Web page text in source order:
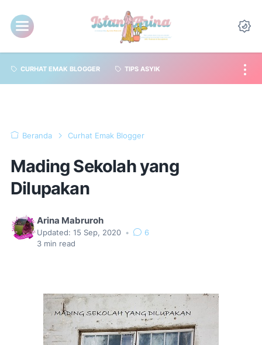
CURHAT EMAK BLOGGER TIPS ASYIK
Beranda Curhat Emak Blogger
Mading Sekolah yang
Dilupakan
Arina Mabruroh
Updated: 15 Sep, 2020 •
6
3 min read